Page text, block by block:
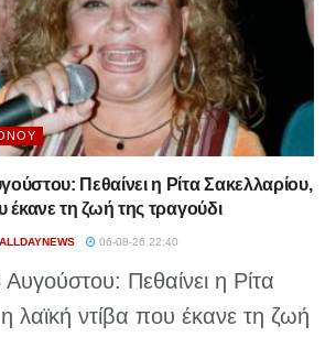
Πεθαίνει η Ρίτα Σακελλαρίου,
έκανε τη ζωή της τραγούδι
06-08-26 22:40
Πεθαίνει η Ρίτα
λαϊκή ντίβα που έκανε τη ζωή